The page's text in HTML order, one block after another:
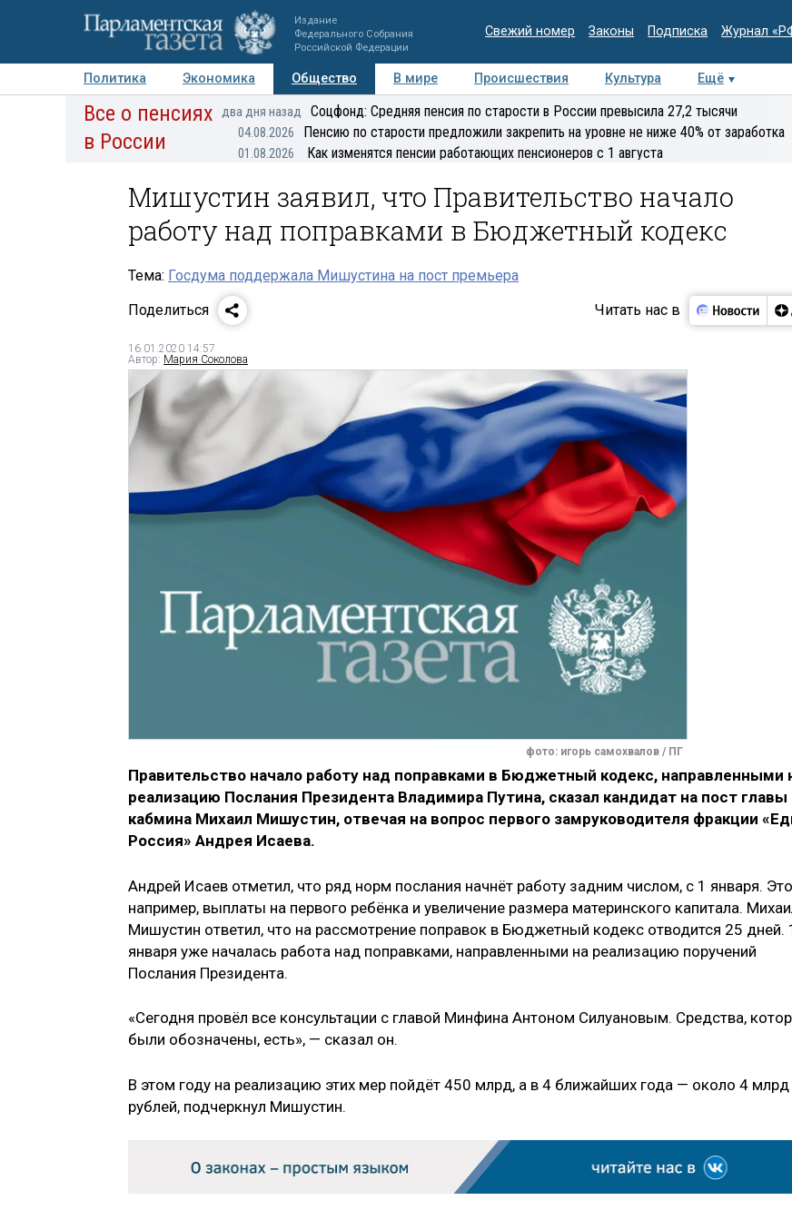
Издание
Федерального Собрания
Российской Федерации
Свежий номер Законы Подписка Журнал
Политика Экономика Общество В мире Происшествия Культура Ещё
Авторы Персоны Мнения Регионы Медиацентр Интервью Колумнисты
Все о пенсиях
в России
два дня назад Соцфонд: Средняя пенсия по старости в России превысила 27,2 тысячи
04.08.2026 Пенсию по старости предложили закрепить на уровне не ниже 40% от заработка
01.08.2026 Как изменятся пенсии работающих пенсионеров с 1 августа
Мишустин заявил, что Правительство начало
работу над поправками в Бюджетный кодекс
Тема: Госдума поддержала Мишустина на пост премьера
Поделиться
Читать нас в
16.01.2020 14:57
Автор: Мария Соколова
фото: игорь самохвалов / ПГ
Правительство начало работу над поправками в Бюджетный кодекс, направленными
реализацию Послания Президента Владимира Путина, сказал кандидат на пост главы
кабмина Михаил Мишустин, отвечая на вопрос первого замруководителя фракции
Россия» Андрея Исаева.
Андрей Исаев отметил, что ряд норм послания начнёт работу задним числом, с 1 января.
например, выплаты на первого ребёнка и увеличение размера материнского капитала.
Мишустин ответил, что на рассмотрение поправок в Бюджетный кодекс отводится 25 дней.
января уже началась работа над поправками, направленными на реализацию поручений
Послания Президента.
«Сегодня провёл все консультации с главой Минфина Антоном Силуановым. Средства,
были обозначены, есть», — сказал он.
В этом году на реализацию этих мер пойдёт 450 млрд, а в 4 ближайших года — около 4 млрд
рублей, подчеркнул Мишустин.